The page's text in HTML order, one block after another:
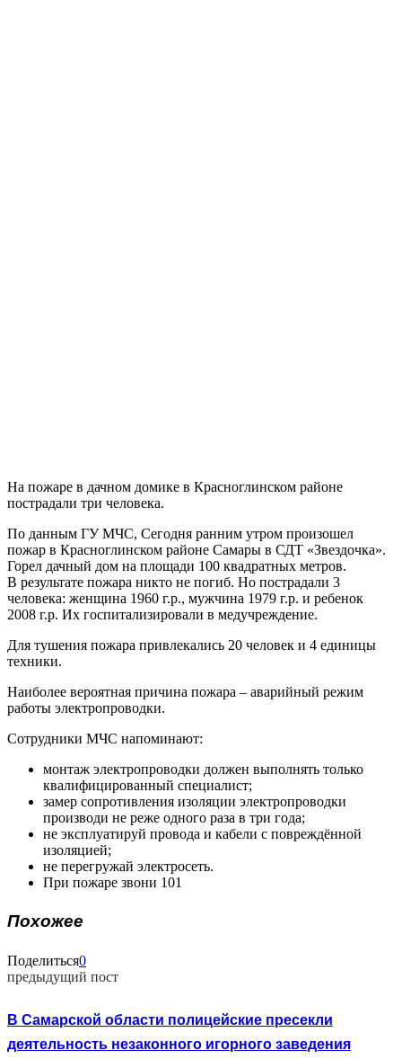
На пожаре в дачном домике в Красноглинском районе
пострадали три человека.
По данным ГУ МЧС, Сегодня ранним утром произошел
пожар в Красноглинском районе Самары в СДТ «Звездочка».
Горел дачный дом на площади 100 квадратных метров.
В результате пожара никто не погиб. Но пострадали 3
человека: женщина 1960 г.р., мужчина 1979 г.р. и ребенок
2008 г.р. Их госпитализировали в медучреждение.
Для тушения пожара привлекались 20 человек и 4 единицы
техники.
Наиболее вероятная причина пожара – аварийный режим
работы электропроводки.
Сотрудники МЧС напоминают:
монтаж электропроводки должен выполнять только
квалифицированный специалист;
замер сопротивления изоляции электропроводки
производи не реже одного раза в три года;
не эксплуатируй провода и кабели с повреждённой
изоляцией;
не перегружай электросеть.
При пожаре звони 101
Похожее
Поделиться0
предыдущий пост
В Самарской области полицейские пресекли
деятельность незаконного игорного заведения